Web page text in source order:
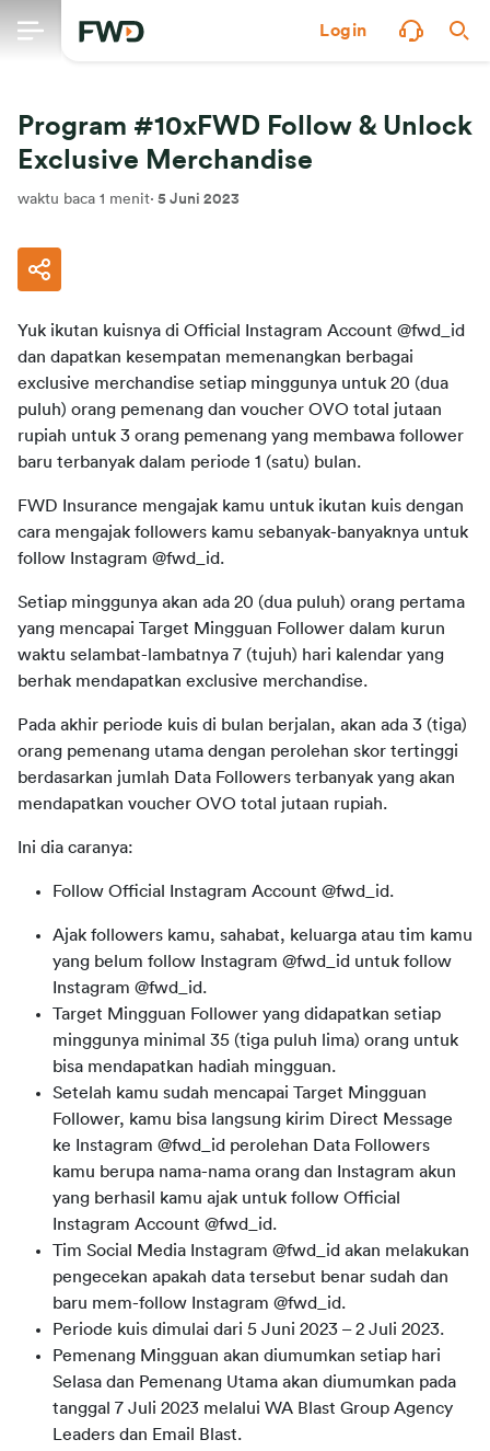
Login
Program #10xFWD Follow & Unlock
Exclusive Merchandise
waktu baca 1 menit· 5 Juni 2023
Yuk ikutan kuisnya di Official Instagram Account @fwd_id
dan dapatkan kesempatan memenangkan berbagai
exclusive merchandise setiap minggunya untuk
puluh) orang pemenang dan voucher OVO total jutaan
rupiah untuk 3 orang pemenang yang membawa
baru terbanyak dalam periode 1 (satu) bulan.
FWD Insurance mengajak kamu untuk ikutan kuis dengan
cara mengajak followers kamu sebanyak-banyaknya untuk
follow Instagram @fwd_id.
Setiap minggunya akan ada 20 (dua puluh) orang pertama
yang mencapai Target Mingguan Follower dalam kurun
waktu selambat-lambatnya 7 (tujuh) hari kalendar
berhak mendapatkan exclusive merchandise.
Pada akhir periode kuis di bulan berjalan, akan ada 3 (tiga)
orang pemenang utama dengan perolehan skor tertinggi
berdasarkan jumlah Data Followers terbanyak yang akan
mendapatkan voucher OVO tota jutaan rupiah.
Ini dia caranya:
Follow Official Instagram Account @fwd_id.
Ajak followers kamu, sahabat, keluarga atau tim kamu
yang belum follow Instagram @fwd_id untuk follow
Instagram @fwd_id.
Target Mingguan Follower yang didapatkan setiap
minggunya minimal 35 (tiga puluh lima) orang untuk
bisa mendapatkan hadiah mingguan.
Setelah kamu sudah mencapai Target Mingguan
Follower, kamu bisa langsung kirim Direct Message
ke Instagram @fwd_id perolehan Data Followers
kamu berupa nama-nama orang dan Instagram akun
yang berhasil kamu ajak untuk follow Official
Instagram Account @fwd_id.
Tim Social Media Instagram @fwd_id akan melakukan
pengecekan apakah data tersebut benar sudah dan
baru mem-follow Instagram @fwd_id.
Periode kuis dimulai dari 5 Juni 2023 – 2 Juli 2023.
Pemenang Mingguan akan diumumkan setiap hari
Selasa dan Pemenang Utama akan diumumkan pada
tanggal 7 Juli 2023 melalui WA Blast Group Agency
Leaders dan Email Blast.